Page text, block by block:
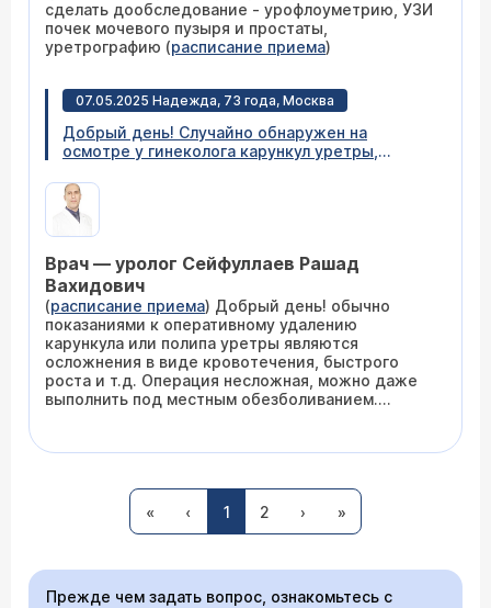
сделать дообследование - урофлоуметрию, УЗИ
почек мочевого пузыря и простаты,
уретрографию (расписание приема)
07.05.2025 Надежда, 73 года, Москва
Добрый день! Случайно обнаружен на
осмотре у гинеколога карункул уретры,
внезапно за короткое время. Особого
беспокойства не приносит, симптомы цистита
и тяжести в пояснице, что собственно и
гинекологии все в норме. Предложено
оперативное иссечение. Вопрос : насколько
оно оправдано и стоит ли наблюдать просто.
Врач — уролог Сейфуллаев Рашад
Вахидович
(расписание приема) Добрый день! обычно
показаниями к оперативному удалению
карункула или полипа уретры являются
осложнения в виде кровотечения, быстрого
роста и т.д. Операция несложная, можно даже
выполнить под местным обезболиванием.
24.03.2025 Анатолий, 73 года, Санкт Петербург
В 15 больнице была сделана ВОУТ стриктуры
задней части уретры, потом бужирование,
постоянно небольшие боли в низу живота.
Ставлю свечи диклофенак и через день
было выполнено бужирование. В количестве 5
« ‹ 1 2 › »
Прежде чем задать вопрос, ознакомьтесь с